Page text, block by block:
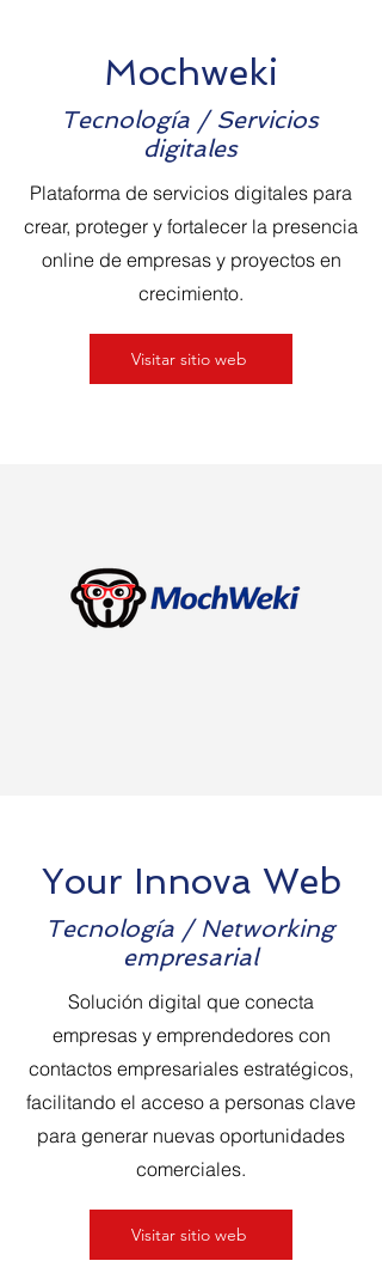
Mochweki
Tecnología / Servicios
digitales
Plataforma de servicios digitales para
crear, proteger y fortalecer la presencia
online de empresas y proyectos en
crecimiento.
Visitar sitio web
Your Innova Web
Tecnología / Networking
empresarial
Solución digital que conecta
empresas y emprendedores con
contactos empresariales estratégicos,
facilitando el acceso a personas clave
para generar nuevas oportunidades
comerciales.
Visitar sitio web